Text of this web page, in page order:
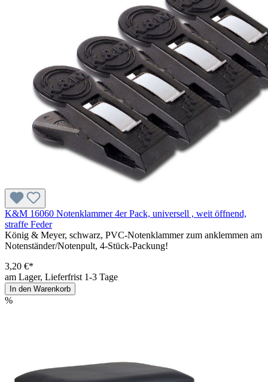
K&M 16060 Notenklammer 4er Pack, universell , weit öffnend,
straffe Feder
König & Meyer, schwarz, PVC-Notenklammer zum anklemmen am
Notenständer/Notenpult, 4-Stück-Packung!
3,20 €*
am Lager, Lieferfrist 1-3 Tage
In den Warenkorb
%